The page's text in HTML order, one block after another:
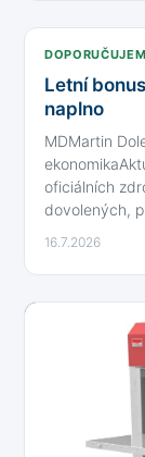
Letní
naplno
MDMartin
oficiálních
dovolených,
16.7.2026